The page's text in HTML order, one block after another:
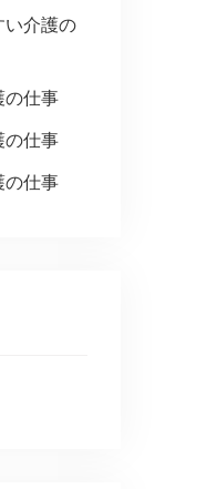
い介護の
の仕事
の仕事
の仕事